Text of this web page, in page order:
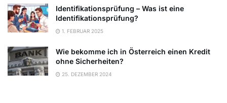
Identifikationsprüfung – Was ist eine
Identifikationsprüfung?
1. FEBRUAR 2025
Wie bekomme ich in Österreich einen Kredit
ohne Sicherheiten?
25. DEZEMBER 2024